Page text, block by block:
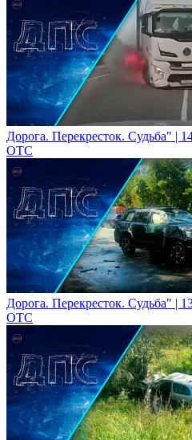
Дорога. Перекресток. Судьба" |
ОТС
Дорога. Перекресток. Судьба" |
ОТС